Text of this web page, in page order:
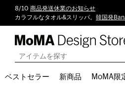
8/10 商品発送休業のお知らせ
カラフルなタオル&スリッパ。 韓国発
ベストセラー 新商品 MoMA限